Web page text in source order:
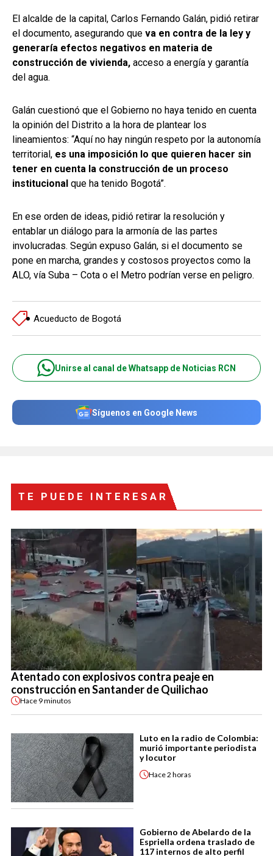
El alcalde de la capital, Carlos Fernando Galán, pidió retirar
el documento, asegurando que va en contra de la ley y
generaría efectos negativos en materia de
construcción de vivienda, acceso a energía y garantía
del agua.
Galán cuestionó que el Gobierno no haya tenido en cuenta
la opinión del Distrito a la hora de plantear los
lineamientos: “Aquí no hay ningún respeto por la autonomía
territorial, es una imposición lo que quieren hacer sin
tener en cuenta la construcción de un proceso
institucional que ha tenido Bogotá”.
En ese orden de ideas, pidió retirar la resolución y
entablar un diálogo para la armonía de las partes
involucradas. Según expuso Galán, si el documento se
pone en marcha, grandes y costosos proyectos como la
ALO, vía Suba – Cota o el Metro podrían verse en peligro.
Acueducto de Bogotá
Unirse al canal de Whatsapp de Noticias RCN
Síguenos en Google News
TE PUEDE INTERESAR
Atentado con explosivos contra peaje en
construcción en Santander de Quilichao
Hace 9 minutos
Luto en la radio de Colombia:
murió importante periodista
y locutor
Hace2 horas
Gobierno de Abelardo de la
Espriella ordena traslado de
117 internos de alto perfil